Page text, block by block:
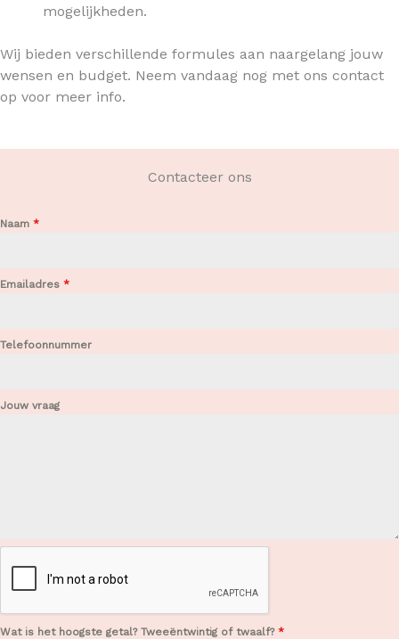
mogelijkheden.
Wij bieden verschillende formules aan naargelang jouw
wensen en budget. Neem vandaag nog met ons contact
op voor meer info.
Contacteer ons
Naam *
Emailadres *
Telefoonnummer
Jouw vraag
Wat is het hoogste getal? Tweeëntwintig of twaalf? *